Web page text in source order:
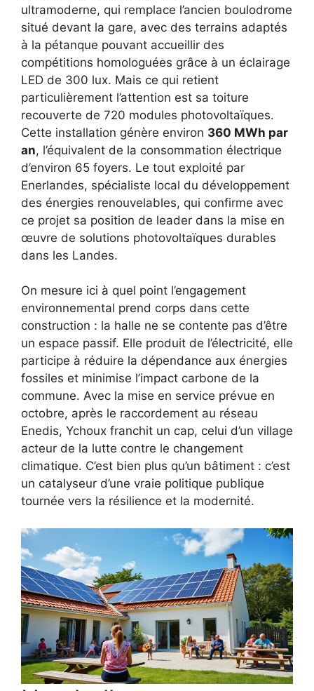
ultramoderne, qui remplace l’ancien boulodrome
situé devant la gare, avec des terrains adaptés
à la pétanque pouvant accueillir des
compétitions homologuées grâce à un éclairage
LED de 300 lux. Mais ce qui retient
particulièrement l’attention est sa toiture
recouverte de 720 modules photovoltaïques.
Cette installation génère environ 360 MWh par
an, l’équivalent de la consommation électrique
d’environ 65 foyers. Le tout exploité par
Enerlandes, spécialiste local du développement
des énergies renouvelables, qui confirme avec
ce projet sa position de leader dans la mise en
œuvre de solutions photovoltaïques durables
dans les Landes.
On mesure ici à quel point l’engagement
environnemental prend corps dans cette
construction : la halle ne se contente pas d’être
un espace passif. Elle produit de l’électricité, elle
participe à réduire la dépendance aux énergies
fossiles et minimise l’impact carbone de la
commune. Avec la mise en service prévue en
octobre, après le raccordement au réseau
Enedis, Ychoux franchit un cap, celui d’un village
acteur de la lutte contre le changement
climatique. C’est bien plus qu’un bâtiment : c’est
un catalyseur d’une vraie politique publique
tournée vers la résilience et la modernité.